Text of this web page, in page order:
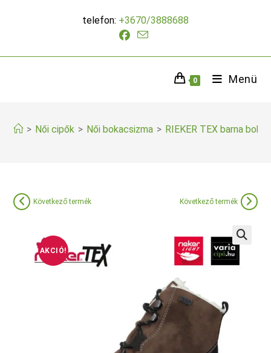
telefon: +3670/3888688
0 Menü
> Női cipők > Női bokacsizma > RIEKER TEX barna
AKCIÓ!
Következő termék Következő termék